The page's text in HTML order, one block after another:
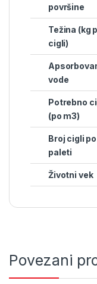
površine
Težina (kg
cigli)
vode
Potrebno
(po m3)
Broj cigli po
paleti
Životni vek
Povezani